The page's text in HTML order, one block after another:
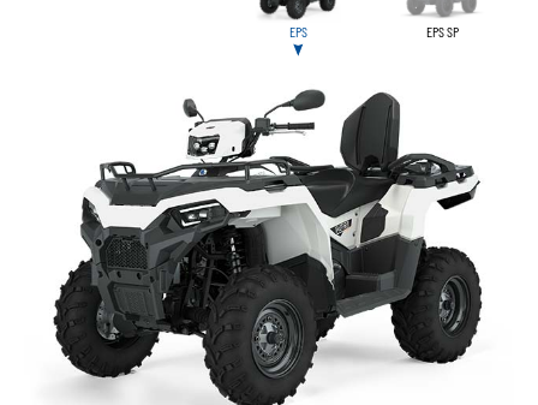
EPS EPS SP